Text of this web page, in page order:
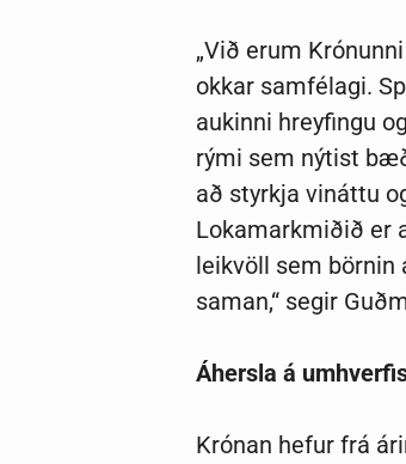
„Við erum
okkar samfélagi.
aukinni hreyfingu
rými sem nýtist
að styrkja vináttu
Lokamarkmiðið er
leikvöll sem
saman,“ segir
Áhersla á
Krónan hefur frá